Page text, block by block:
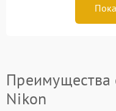
Преимущества
Nikon